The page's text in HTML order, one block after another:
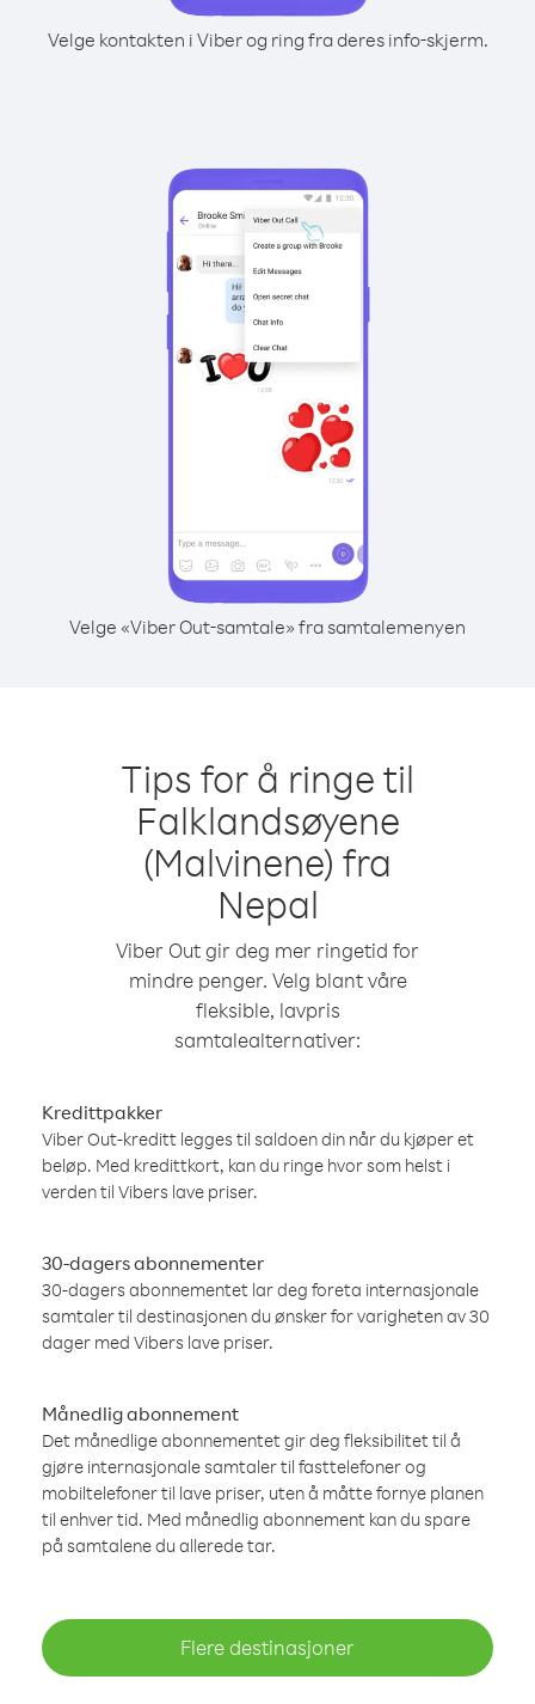
Velge kontakten i Viber og ring fra deres info-skjerm.
Velge «Viber Out-samtale» fra samtalemenyen
Tips for å ringe til
Falklandsøyene
(Malvinene) fra
Nepal
Viber Out gir deg mer ringetid for
mindre penger. Velg blant våre
fleksible, lavpris
samtalealternativer:
Kredittpakker
Viber Out-kreditt legges til saldoen din når du kjøper et
beløp. Med kredittkort, kan du ringe hvor som helst i
verden til Vibers lave priser.
30-dagers abonnementer
30-dagers abonnementet lar deg foreta internasjonale
samtaler til destinasjonen du ønsker for varigheten av 30
dager med Vibers lave priser.
Månedlig abonnement
Det månedlige abonnementet gir deg fleksibilitet til å
gjøre internasjonale samtaler til fasttelefoner og
mobiltelefoner til lave priser, uten å måtte fornye planen
til enhver tid. Med månedlig abonnement kan du spare
på samtalene du allerede tar.
Flere destinasjoner